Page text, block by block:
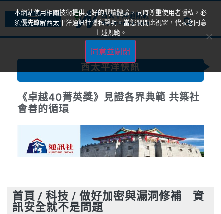
西太平洋快訊
卓越 40，致敬非凡影響力—台灣最具指
標性的菁英獎即將揭曉
首頁 / 科技 / 做好加密與漏洞修補 資
訊安全就不是問題
本網站使用相關技術提供更好的閱讀體驗，同時尊重使用者隱私，必
須優先瞭解西太平洋通訊社隱私聲明。當您關閉此視窗，代表您同意
上述規範。
同意並關閉